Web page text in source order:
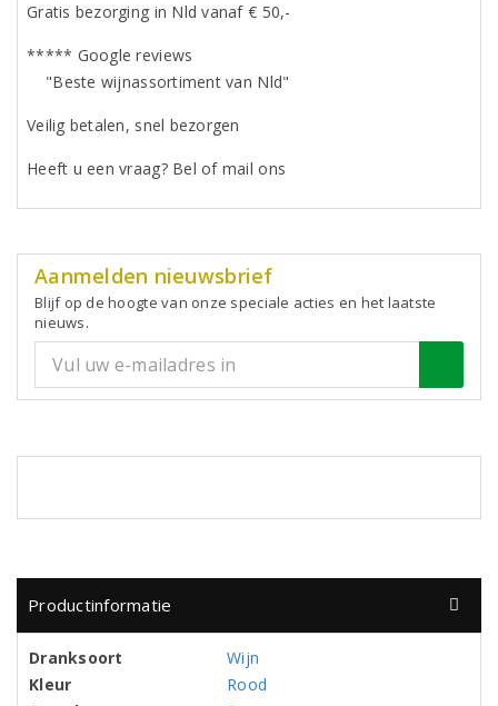
Gratis bezorging in Nld vanaf € 50,-
***** Google reviews
"Beste wijnassortiment van Nld"
Veilig betalen, snel bezorgen
Heeft u een vraag? Bel of mail ons
Aanmelden nieuwsbrief
Blijf op de hoogte van onze speciale acties en het laatste
nieuws.
Productinformatie
Dranksoort
Wijn
Kleur
Rood